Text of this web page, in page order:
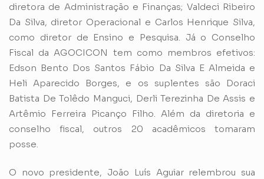
diretora de Administração e Finanças; Valdeci Ribeiro
Da Silva, diretor Operacional e Carlos Henrique Silva,
como diretor de Ensino e Pesquisa. Já o Conselho
Fiscal da AGOCICON tem como membros efetivos:
Edson Bento Dos Santos Fábio Da Silva E Almeida e
Heli Aparecido Borges, e os suplentes são Doraci
Batista De Tolêdo Manguci, Derli Terezinha De Assis e
Artêmio Ferreira Picanço Filho. Além da diretoria e
conselho fiscal, outros 20 acadêmicos tomaram
posse.
O novo presidente, João Luís Aguiar relembrou sua